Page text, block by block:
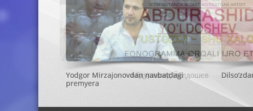
Абдурашид Йўлдошев